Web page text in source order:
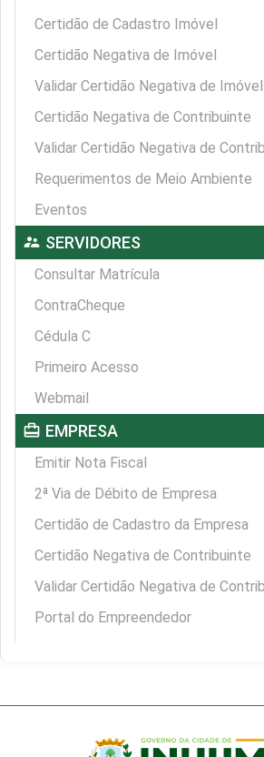
Certidão de Cadastro Imóvel
Certidão Negativa de Imóvel
Validar Certidão Negativa de Imóvel
Certidão Negativa de Contribuinte
Validar Certidão Negativa de
Requerimentos de Meio Ambiente
Eventos
supervisor_account SERVIDORES
Consultar Matrícula
ContraCheque
Cédula C
Primeiro Acesso
Webmail
card_travel EMPRESA
Emitir Nota Fiscal
2ª Via de Débito de Empresa
Certidão de Cadastro da Empresa
Certidão Negativa de Contribuinte
Validar Certidão Negativa de
Portal do Empreendedor